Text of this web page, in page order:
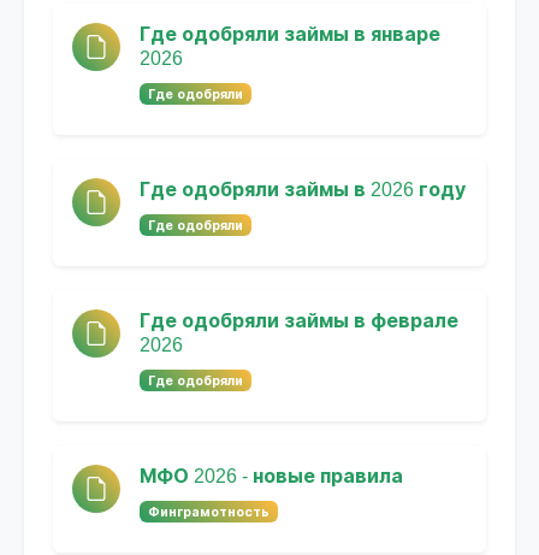
Где одобряли займы в январе
2026
Где одобряли
Где одобряли займы в 2026 году
Где одобряли
Где одобряли займы в феврале
2026
Где одобряли
МФО 2026 - новые правила
Финграмотность